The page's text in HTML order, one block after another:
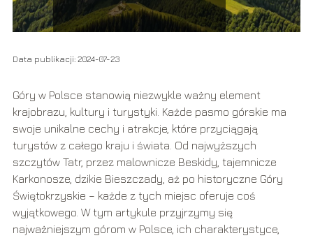
Data publikacji: 2024-07-23
Góry w Polsce stanowią niezwykle ważny element
krajobrazu, kultury i turystyki. Każde pasmo górskie ma
swoje unikalne cechy i atrakcje, które przyciągają
turystów z całego kraju i świata. Od najwyższych
szczytów Tatr, przez malownicze Beskidy, tajemnicze
Karkonosze, dzikie Bieszczady, aż po historyczne Góry
Świętokrzyskie – każde z tych miejsc oferuje coś
wyjątkowego. W tym artykule przyjrzymy się
najważniejszym górom w Polsce, ich charakterystyce,